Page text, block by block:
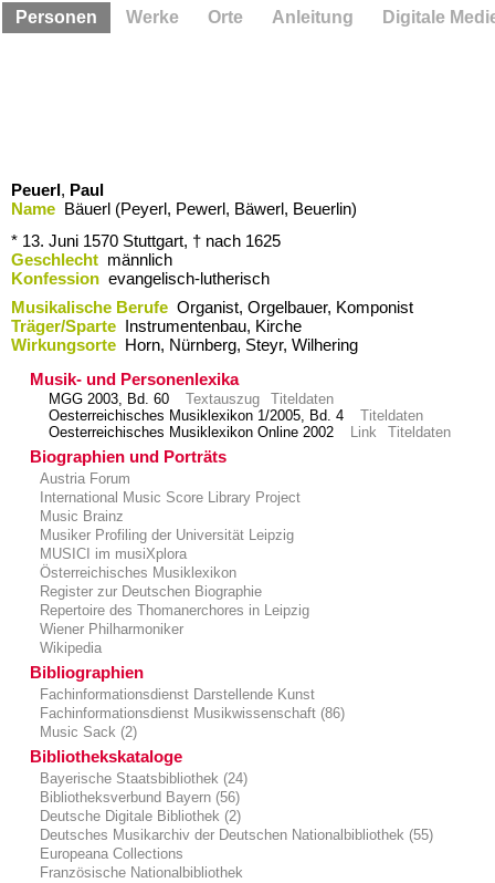
Peuerl, Paul
Name Bäuerl (Peyerl, Pewerl, Bäwerl, Beuerlin)
* 13. Juni 1570 Stuttgart, † nach 1625
Geschlecht männlich
Konfession evangelisch-lutherisch
Musikalische Berufe Organist, Orgelbauer, Komponist
Träger/Sparte Instrumentenbau, Kirche
Wirkungsorte Horn,​ Nürnberg,​ Steyr,​ Wilhering
Musik- und Personenlexika
MGG 2003, Bd. 60 Textauszug
Titeldaten
Oesterreichisches Musiklexikon 1/2005, Bd. 4
Titeldaten
Oesterreichisches Musiklexikon Online 2002
Link Titeldaten
Biographien und Porträts
Austria Forum
International Music Score Library Project
Music Brainz
Musiker Profiling der Universität Leipzig
MUSICI im musiXplora
Österreichisches Musiklexikon
Register zur Deutschen Biographie
Repertoire des Thomanerchores in Leipzig
Wiener Philharmoniker
Wikipedia
Bibliographien
Fachinformationsdienst Darstellende Kunst
Fachinformationsdienst Musikwissenschaft (86)
Music Sack (2)
Bibliothekskataloge
Bayerische Staatsbibliothek (24)
Bibliotheksverbund Bayern (56)
Deutsche Digitale Bibliothek (2)
Deutsches Musikarchiv der Deutschen Nationalbibliothek (55)
Europeana Collections
Französische Nationalbibliothek
Personen Werke Orte Anleitung Digitale